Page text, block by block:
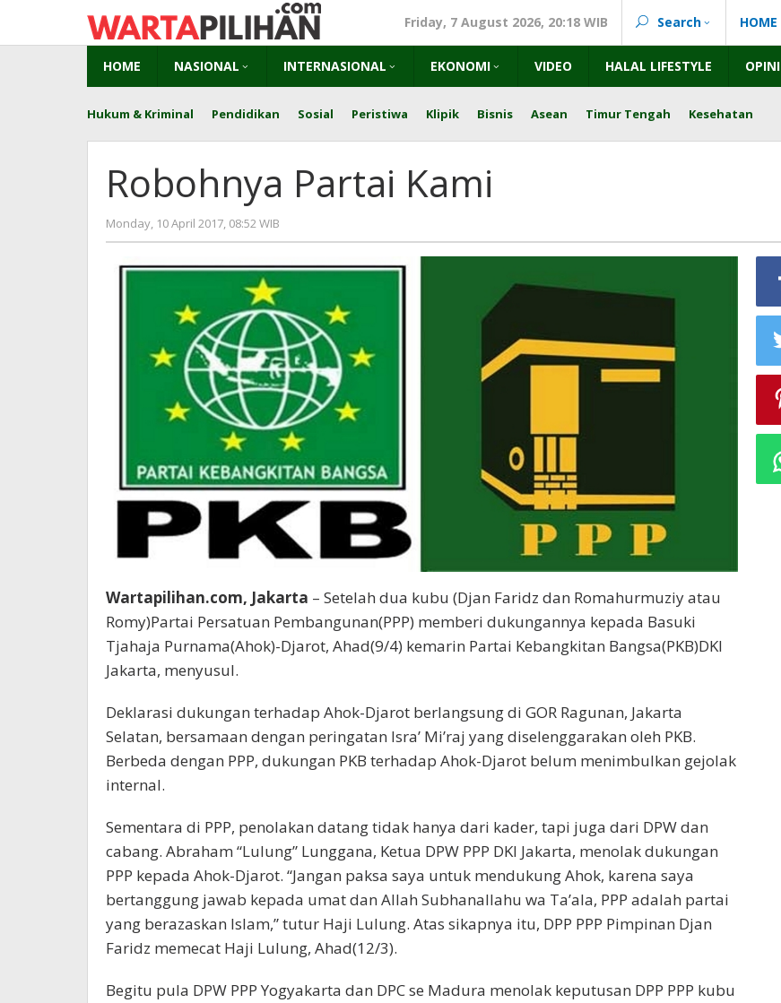
content
Friday, 7 August 2026, 20:18 WIB Search HOME
HOME NASIONAL INTERNASIONAL EKONOMI VIDEO HALAL LIFESTYLE OPINI
Hukum & Kriminal Pendidikan Sosial Peristiwa Klipik Bisnis Asean Timur Tengah Kesehatan
Robohnya Partai Kami
Monday, 10 April 2017, 08:52 WIB
redaksi
Wartapilihan.com, Jakarta – Setelah dua kubu (Djan Faridz dan Romahurmuziy atau
Romy)Partai Persatuan Pembangunan(PPP) memberi dukungannya kepada Basuki
Tjahaja Purnama(Ahok)-Djarot, Ahad(9/4) kemarin Partai Kebangkitan Bangsa(PKB)DKI
Jakarta, menyusul.
Deklarasi dukungan terhadap Ahok-Djarot berlangsung di GOR Ragunan, Jakarta
Selatan, bersamaan dengan peringatan Isra’ Mi’raj yang diselenggarakan oleh PKB.
Berbeda dengan PPP, dukungan PKB terhadap Ahok-Djarot belum menimbulkan gejolak
internal.
Sementara di PPP, penolakan datang tidak hanya dari kader, tapi juga dari DPW dan
cabang. Abraham “Lulung” Lunggana, Ketua DPW PPP DKI Jakarta, menolak dukungan
PPP kepada Ahok-Djarot. “Jangan paksa saya untuk mendukung Ahok, karena saya
bertanggung jawab kepada umat dan Allah Subhanallahu wa Ta’ala, PPP adalah partai
yang berazaskan Islam,” tutur Haji Lulung. Atas sikapnya itu, DPP PPP Pimpinan Djan
Faridz memecat Haji Lulung, Ahad(12/3).
Begitu pula DPW PPP Yogyakarta dan DPC se Madura menolak keputusan DPP PPP kubu